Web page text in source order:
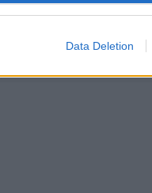
Data Deletion